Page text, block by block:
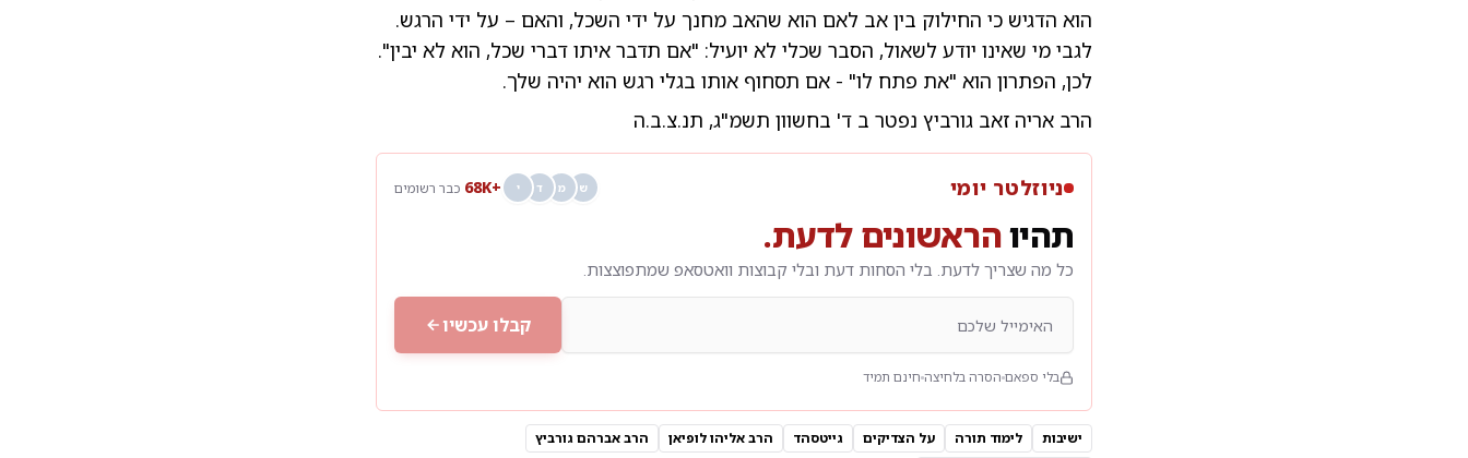
הוא הדגיש כי החילוק בין אב לאם הוא שהאב מחנך על ידי השכל, והאם – על ידי הרגש.
לגבי מי שאינו יודע לשאול, הסבר שכלי לא יועיל: "אם תדבר איתו דברי שכל, הוא לא יבין".
לכן, הפתרון הוא "את פתח לו" - אם תסחוף אותו בגלי רגש הוא יהיה שלך.
הרב אריה זאב גורביץ נפטר ב ד' בחשוון תשמ"ג, תנ.צ.ב.ה
ניוזלטר יומי ש מ ד י +68K כבר רשומים
תהיוהראשונים לדעת.
כל מה שצריך לדעת. בלי הסחות דעת ובלי קבוצות וואטסאפ שמתפוצצות.
קבלו עכשיו
בלי ספאם הסרה בלחיצה חינם תמיד
ישיבות לימוד תורה על הצדיקים גייטסהד הרב אליהו לופיאן
הרב אברהם גורביץ